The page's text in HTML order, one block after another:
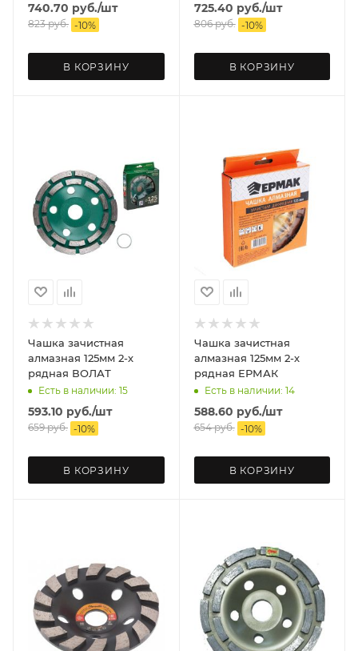
740.70 руб./шт
823руб. -10%
В КОРЗИНУ
725.40 руб./шт
806руб. -10%
В КОРЗИНУ
Чашка зачистная
алмазная 125мм 2-х
рядная ВОЛАТ
Есть в наличии: 15
593.10 руб./шт
659руб. -10%
В КОРЗИНУ
Чашка зачистная
алмазная 125мм 2-х
рядная ЕРМАК
Есть в наличии: 14
588.60 руб./шт
654руб. -10%
В КОРЗИНУ